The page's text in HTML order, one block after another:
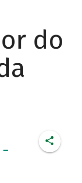
do